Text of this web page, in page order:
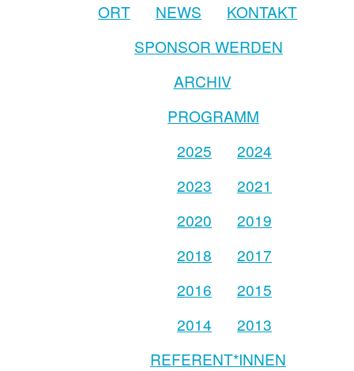
ORT
NEWS
KONTAKT
SPONSOR WERDEN
ARCHIV
PROGRAMM
2025
2024
2023
2021
2020
2019
2018
2017
2016
2015
2014
2013
REFERENT*INNEN